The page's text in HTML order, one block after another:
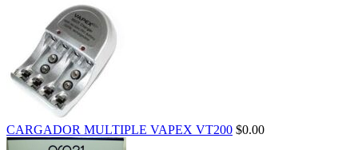
CARGADOR MULTIPLE VAPEX VT200 $0.00